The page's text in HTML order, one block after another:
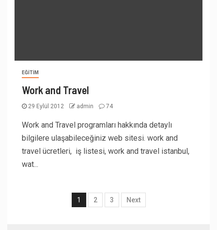
EĞITIM
Work and Travel
29 Eylül 2012 admin 74
Work and Travel programları hakkında detaylı
bilgilere ulaşabileceğiniz web sitesi. work and
travel ücretleri, iş listesi, work and travel istanbul,
wat...
1 2 3 Next